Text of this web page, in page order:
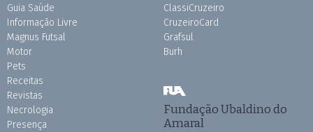
Guia Saúde
Informação Livre
Magnus Futsal
Motor
Pets
Receitas
Revistas
Necrologia
Presença
ClassiCruzeiro
CruzeiroCard
Grafsul
Burh
Fundação Ubaldino do
Amaral